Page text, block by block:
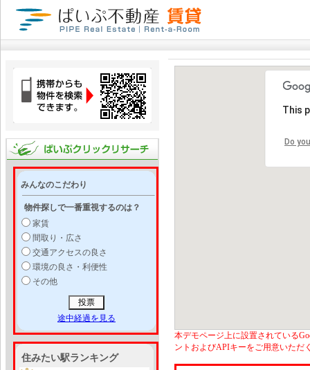
みんなのこだわり
物件探しで一番重視するのは？
家賃
間取り・広さ
交通アクセスの良さ
環境の良さ・利便性
その他
途中経過を見る
住みたい駅ランキング
This
Do
本デモページ上に設置されている
ントおよびAPIキーをご用意いただ